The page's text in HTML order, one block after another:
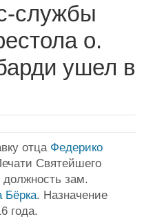
службы
о.
ушел в
отца Федерико
Святейшего
должность зам.
Бёрка. Назначение
года.